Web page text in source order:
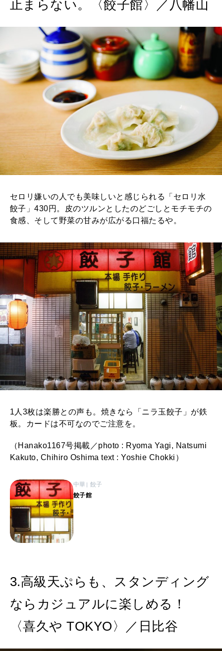
止まらない。〈餃子館〉／八幡山
セロリ嫌いの人でも美味しいと感じられる「セロリ水
餃子」430円。皮のツルンとしたのどごしとモチモチの
食感、そして野菜の甘みが広がる口福たるや。
1人3枚は楽勝との声も。焼きなら「ニラ玉餃子」が鉄
板。カードは不可なのでご注意を。
（Hanako1167号掲載／photo : Ryoma Yagi, Natsumi
Kakuto, Chihiro Oshima text : Yoshie Chokki）
中華 餃子
餃子館
3.高級天ぷらも、スタンディング
ならカジュアルに楽しめる！
〈喜久や TOKYO〉／日比谷